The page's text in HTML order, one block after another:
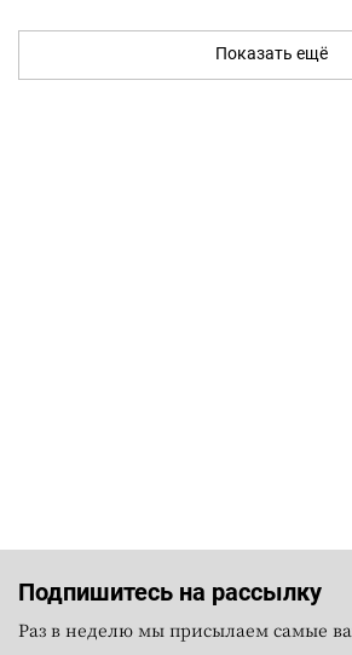
Показать ещё
Подпишитесь на рассылку
Раз в неделю мы присылаем самые